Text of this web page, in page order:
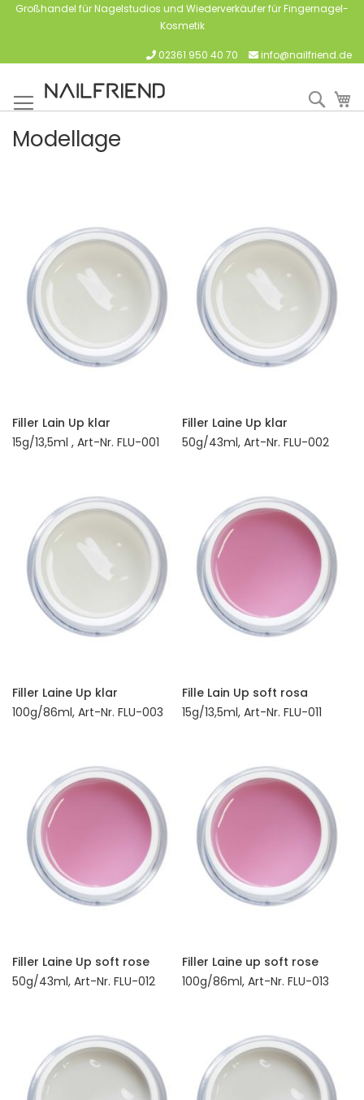
Großhandel für Nagelstudios und Wiederverkäufer für Fingernagel-
Kosmetik
02361 950 40 70 info@nailfriend.de
Modellage
Filler Lain Up klar
15g/13,5ml , Art-Nr. FLU-001
Filler Laine Up klar
50g/43ml, Art-Nr. FLU-002
Filler Laine Up klar
100g/86ml, Art-Nr. FLU-003
Fille Lain Up soft rosa
15g/13,5ml, Art-Nr. FLU-011
Filler Laine Up soft rose
50g/43ml, Art-Nr. FLU-012
Filler Laine up soft rose
100g/86ml, Art-Nr. FLU-013